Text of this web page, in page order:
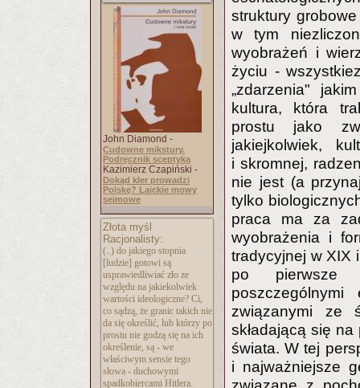
John Diamond -
Cudowne mikstury.
Podręcznik sceptyka
Kazimierz Czapiński -
Dokąd kler prowadzi
Polskę? Laickie mowy
sejmowe
Złota myśl
Racjonalisty:
(..) do jakiego stopnia
[ludzie] gotowi są
usprawiedliwiać zło ze
względu na jakiekolwiek
wartości ideologiczne? Ci,
co sądzą, że granic takich nie
da się określić, lub którzy po
prostu nie godzą się na ich
określenie, są - we
właściwym sensie tego
słowa - duchowymi
spadkobiercami Hitlera.
struktury
w tym
wyobrażeń i
życiu -
„zdarzenia"
kultura, która
prostu jako
jakiejkolwiek,
i skromnej,
nie jest (a
tylko
praca ma za
wyobrażenia i
tradycyjnej w XIX
po pierwsze
związanymi ze
składającą się
świata. W tej
i najważniejsze